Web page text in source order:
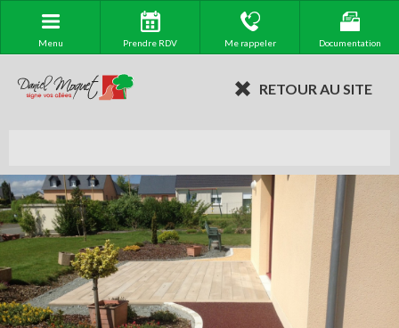
Menu Prendre RDV Me rappeler Documentation
RETOUR AU SITE